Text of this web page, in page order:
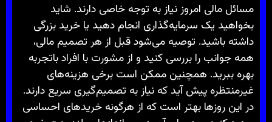
مسائل مالی امروز نیاز به توجه خاصی دارند. شاید
بخواهید یک سرمایه‌گذاری انجام دهید یا خرید بزرگی
داشته باشید. توصیه می‌شود قبل از هر تصمیم مالی،
همه جوانب را بررسی کنید و از مشورت با افراد باتجربه
بهره ببرید. همچنین ممکن است برخی هزینه‌های
غیرمنتظره پیش آید که نیاز به تصمیم‌گیری سریع دارند.
در این روزها بهتر است که از هرگونه خریدهای احساسی